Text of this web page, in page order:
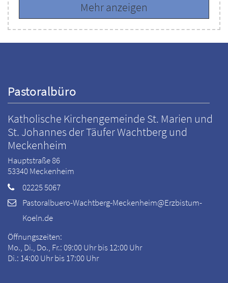
Mehr anzeigen
Pastoralbüro
Katholische Kirchengemeinde St. Marien und
St. Johannes der Täufer Wachtberg und
Meckenheim
Hauptstraße 86
53340Meckenheim
02225 5067
Pastoralbuero-Wachtberg-Meckenheim@Erzbistum-
Koeln.de
Öffnungszeiten:
Mo., Di., Do., Fr.: 09:00 Uhr bis 12:00 Uhr
Di.: 14:00 Uhr bis 17:00 Uhr